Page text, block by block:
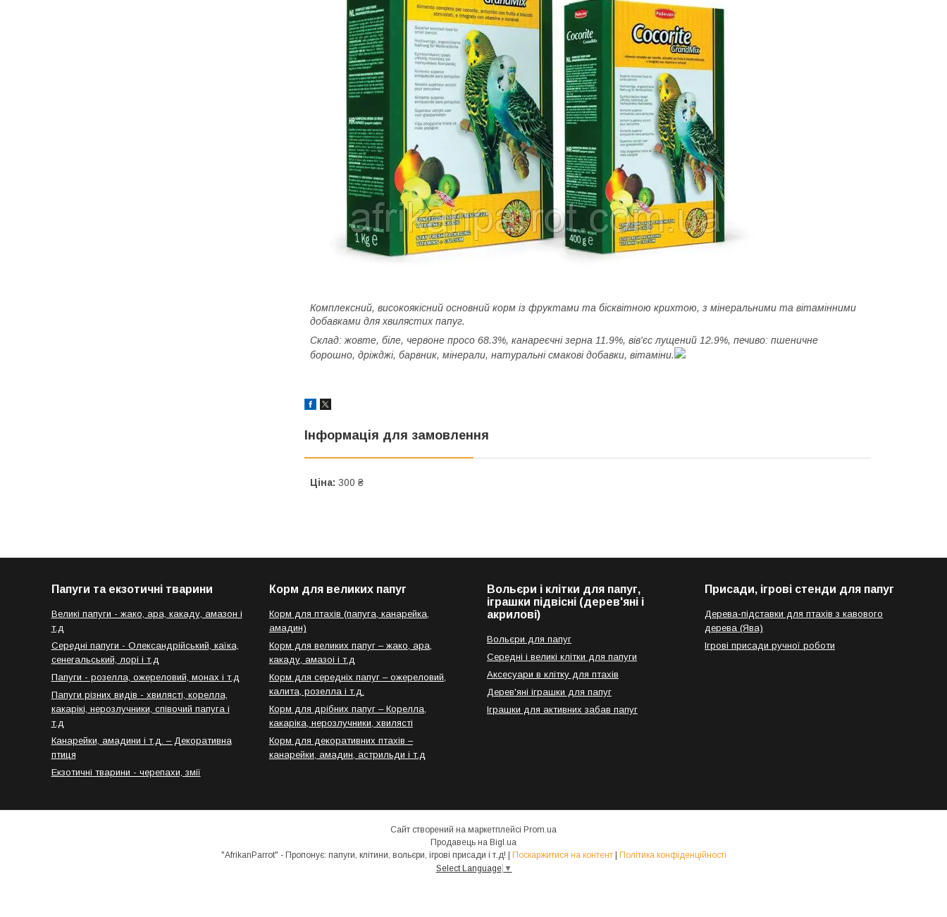
Комплексний, високоякісний основний корм із фруктами та бісквітною крихтою, з мінеральними та вітамінними
добавками для хвилястих папуг.
Склад: жовте, біле, червоне просо 68.3%, канареєчні зерна 11.9%, вів'єс лущений 12.9%, печиво: пшеничне
борошно, дріжджі, барвник, мінерали, натуральні смакові добавки, вітаміни.
Інформація для замовлення
Ціна: 300 ₴
Папуги та екзотичні тварини
Великі папуги - жако, ара, какаду, амазон і
т.д
Середні папуги - Олександрійський, каїка,
сенегальський, лорі і т.д
Папуги - розелла, ожереловий, монах і т.д
Папуги різних видів - хвилясті, корелла,
какарікі, нерозлучники, співочий папуга і
т.д
Канарейки, амадини і т.д. – Декоративна
птиця
Екзотичні тварини - черепахи, змії
Корм для великих папуг
Корм для птахів (папуга, канарейка,
амадин)
Корм для великих папуг – жако, ара,
какаду, амазоі і т.д
Корм для середніх папуг – ожереловий,
калита, розелла і т.д.
Корм для дрібних папуг – Корелла,
какаріка, нерозлучники, хвилясті
Корм для декоративних птахів –
канарейки, амадин, астрильди і т.д
Вольєри і клітки для папуг,
іграшки підвісні (дерев'яні і
акрилові)
Вольєри для папуг
Середні і великі клітки для папуги
Аксесуари в клітку для птахів
Дерев'яні іграшки для папуг
Іграшки для активних забав папуг
Присади, ігрові стенди для папуг
Дерева-підставки для птахів з кавового
дерева (Ява)
Ігрові присади ручної роботи
Сайт створений на маркетплейсі Prom.ua
Продавець на Bigl.ua
"AfrikanParrot" - Пропонує: папуги, клітини, вольєри, ігрові присади і т.д! | Поскаржитися на контент | Політика конфіденційності
Select Language ▼